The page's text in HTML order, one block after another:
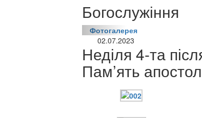
Богослужіння
Фотогалерея
02.07.2023
Неділя 4-та
Пам’ять